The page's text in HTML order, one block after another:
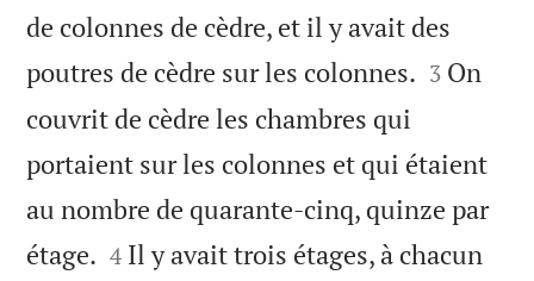
de colonnes de cèdre, et il y avait des
poutres de cèdre sur les colonnes. 

3 On
couvrit de cèdre les chambres qui
portaient sur les colonnes et qui étaient
au nombre de quarante-cinq, quinze par
étage. 

4 Il y avait trois étages, à chacun